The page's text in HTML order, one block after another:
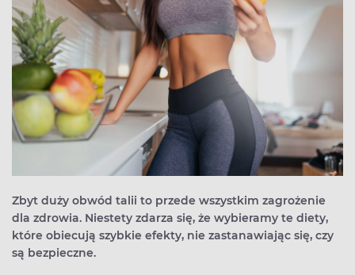
Zbyt duży obwód talii to przede wszystkim zagrożenie
dla zdrowia. Niestety zdarza się, że wybieramy te diety,
które obiecują szybkie efekty, nie zastanawiając się, czy
są bezpieczne.